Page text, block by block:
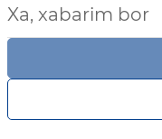
Xa, xabarim bor